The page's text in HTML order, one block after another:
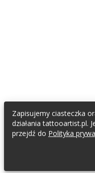
Zapisujemy ciasteczka
działania tattooartist.pl.
przejdź do Polityka